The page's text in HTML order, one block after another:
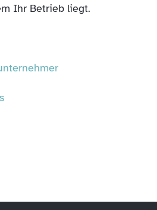
Ihr Betrieb liegt.